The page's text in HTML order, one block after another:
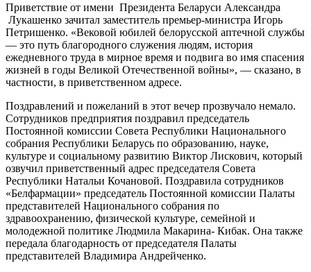
Приветствие от имени Президента Беларуси Александра
Лукашенко зачитал заместитель премьер-министра Игорь
Петришенко. «Вековой юбилей белорусской аптечной службы
— это путь благородного служения людям, история
ежедневного труда в мирное время и подвига во имя спасения
жизней в годы Великой Отечественной войны», — сказано, в
частности, в приветственном адресе.
Поздравлений и пожеланий в этот вечер прозвучало немало.
Сотрудников предприятия поздравил председатель
Постоянной комиссии Совета Республики Национального
собрания Республики Беларусь по образованию, науке,
культуре и социальному развитию Виктор Лискович, который
озвучил приветственный адрес председателя Совета
Республики Натальи Кочановой. Поздравила сотрудников
«Белфармации» председатель Постоянной комиссии Палаты
представителей Национального собрания по
здравоохранению, физической культуре, семейной и
молодежной политике Людмила Макарина- Кибак. Она также
передала благодарность от председателя Палаты
представителей Владимира Андрейченко.